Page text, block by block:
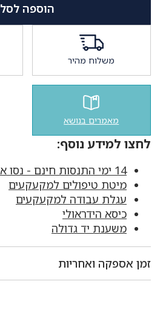
הוספה לסל
משלוח מהיר
מאמרים בנושא
לחצו למידע נוסף:
14 ימי התנסות חינם - נסו אותנו!
מיטת טיפולים למקעקעים
עגלת עבודה למקעקעים
כיסא הידראולי
משענת יד גדולה
זמן אספקה ואחריות